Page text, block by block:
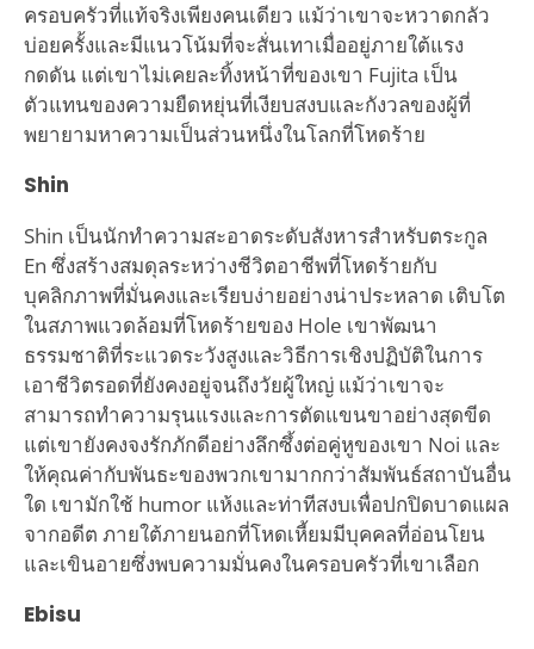
ครอบครัวที่แท้จริงเพียงคนเดียว แม้ว่าเขาจะหวาดกลัว
บ่อยครั้งและมีแนวโน้มที่จะสั่นเทาเมื่ออยู่ภายใต้แรง
กดดัน แต่เขาไม่เคยละทิ้งหน้าที่ของเขา Fujita เป็น
ตัวแทนของความยืดหยุ่นที่เงียบสงบและกังวลของผู้ที่
พยายามหาความเป็นส่วนหนึ่งในโลกที่โหดร้าย
Shin
Shin เป็นนักทำความสะอาดระดับสังหารสำหรับตระกูล
En ซึ่งสร้างสมดุลระหว่างชีวิตอาชีพที่โหดร้ายกับ
บุคลิกภาพที่มั่นคงและเรียบง่ายอย่างน่าประหลาด เติบโต
ในสภาพแวดล้อมที่โหดร้ายของ Hole เขาพัฒนา
ธรรมชาติที่ระแวดระวังสูงและวิธีการเชิงปฏิบัติในการ
เอาชีวิตรอดที่ยังคงอยู่จนถึงวัยผู้ใหญ่ แม้ว่าเขาจะ
สามารถทำความรุนแรงและการตัดแขนขาอย่างสุดขีด
แต่เขายังคงจงรักภักดีอย่างลึกซึ้งต่อคู่หูของเขา Noi และ
ให้คุณค่ากับพันธะของพวกเขามากกว่าสัมพันธ์สถาบันอื่น
ใด เขามักใช้ humor แห้งและท่าทีสงบเพื่อปกปิดบาดแผล
จากอดีต ภายใต้ภายนอกที่โหดเหี้ยมมีบุคคลที่อ่อนโยน
และเขินอายซึ่งพบความมั่นคงในครอบครัวที่เขาเลือก
Ebisu